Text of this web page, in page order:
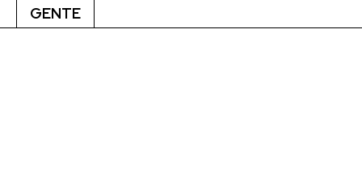
GENTE